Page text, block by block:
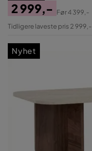
Pris
2 999,-
Original
Før4 399,-
Tidligere laveste pris 2 999,-
Nyhet